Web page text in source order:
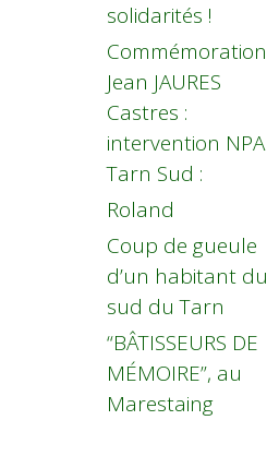
solidarités !
Commémoration
Jean JAURES
Castres :
intervention NPA
Tarn Sud :
Roland
Coup de gueule
d’un habitant du
sud du Tarn
“BÂTISSEURS DE
MÉMOIRE”, au
Marestaing